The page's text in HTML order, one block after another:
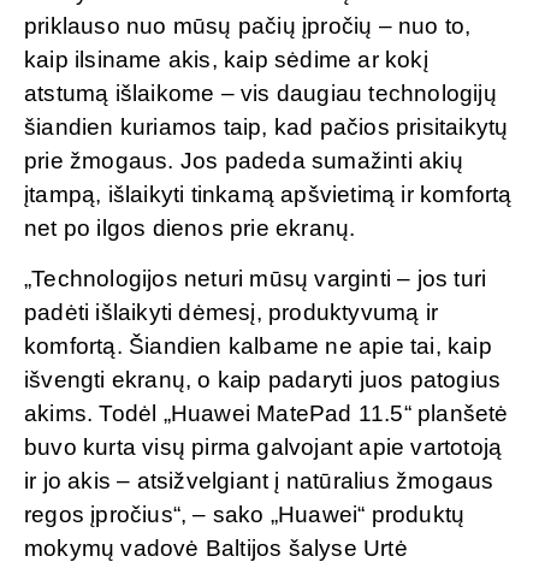
priklauso nuo mūsų pačių įpročių – nuo to,
kaip ilsiname akis, kaip sėdime ar kokį
atstumą išlaikome – vis daugiau technologijų
šiandien kuriamos taip, kad pačios prisitaikytų
prie žmogaus. Jos padeda sumažinti akių
įtampą, išlaikyti tinkamą apšvietimą ir komfortą
net po ilgos dienos prie ekranų.
„Technologijos neturi mūsų varginti – jos turi
padėti išlaikyti dėmesį, produktyvumą ir
komfortą. Šiandien kalbame ne apie tai, kaip
išvengti ekranų, o kaip padaryti juos patogius
akims. Todėl „Huawei MatePad 11.5“ planšetė
buvo kurta visų pirma galvojant apie vartotoją
ir jo akis – atsižvelgiant į natūralius žmogaus
regos įpročius“, – sako „Huawei“ produktų
mokymų vadovė Baltijos šalyse Urtė